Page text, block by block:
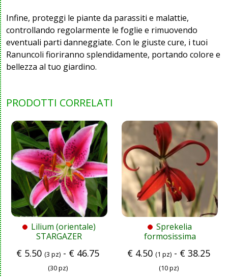
Infine, proteggi le piante da parassiti e malattie,
controllando regolarmente le foglie e rimuovendo
eventuali parti danneggiate. Con le giuste cure, i tuoi
Ranuncoli fioriranno splendidamente, portando colore e
bellezza al tuo giardino.
PRODOTTI CORRELATI
Lilium (orientale)
STARGAZER
€ 5.50 (3 pz) - € 46.75
(30 pz)
Sprekelia
formosissima
€4.50 (1 pz)- €38.25
(10 pz)